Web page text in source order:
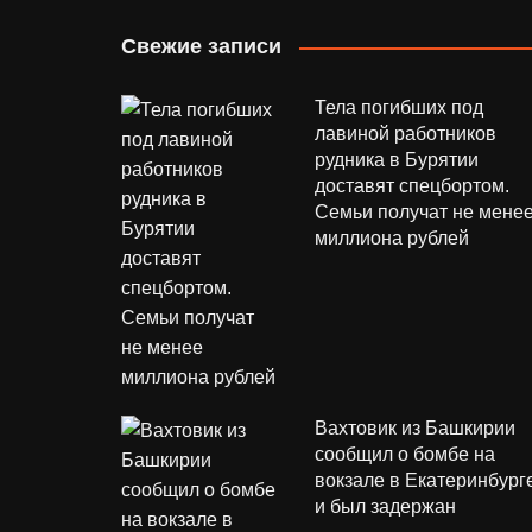
Свежие записи
Тела погибших под
лавиной работников
рудника в Бурятии
доставят спецбортом.
Семьи получат не
миллиона рублей
Вахтовик из Башкирии
сообщил о бомбе на
вокзале в
и был задержан